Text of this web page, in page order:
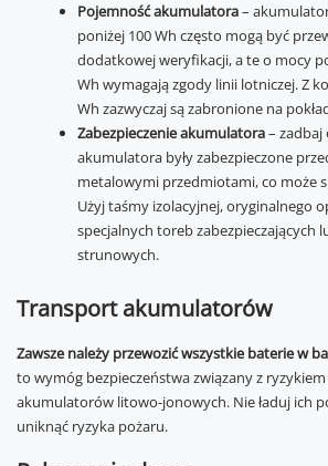
Pojemność akumulatora–
poniżej 100 Wh często mogą być
dodatkowej weryfikacji, a te o mocy
Wh wymagają zgody linii lotniczej. Z
Wh zazwyczaj są zabronione na
Zabezpieczenie akumulatora–
akumulatora były zabezpieczone
metalowymi przedmiotami, co może
Użyj taśmy izolacyjnej, oryginalnego
specjalnych toreb zabezpieczających
strunowych.
Transport akumulatorów
Zawsze należy przewozić wszystkie baterie w
to wymóg bezpieczeństwa związany z ryzykiem
akumulatorów litowo-jonowych. Nie ładuj ich
uniknąć ryzyka pożaru.